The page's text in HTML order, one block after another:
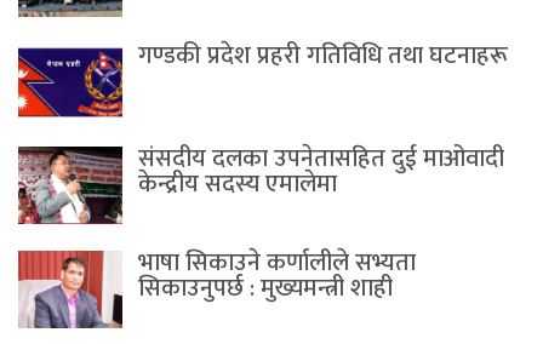
गण्डकी प्रदेश प्रहरी गतिविधि तथा घटनाहरू
संसदीय दलका उपनेतासहित दुई माओवादी
केन्द्रीय सदस्य एमालेमा
भाषा सिकाउने कर्णालीले सभ्यता
सिकाउनुपर्छ : मुख्यमन्त्री शाही